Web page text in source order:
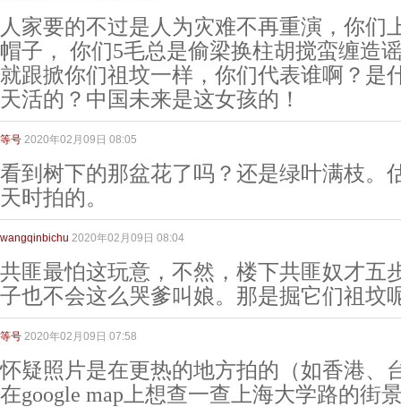
人家要的不过是人为灾难不再重演，你们
帽子， 你们5毛总是偷梁换柱胡搅蛮缠造
就跟掀你们祖坟一样，你们代表谁啊？是
天活的？中国未来是这女孩的！
等号 2020年02月09日 08:05
看到树下的那盆花了吗？还是绿叶满枝。
天时拍的。
wangqinbichu 2020年02月09日 08:04
共匪最怕这玩意，不然，楼下共匪奴才五
子也不会这么哭爹叫娘。那是掘它们祖坟
等号 2020年02月09日 07:58
怀疑照片是在更热的地方拍的（如香港、
在google map上想查一查上海大学路的街